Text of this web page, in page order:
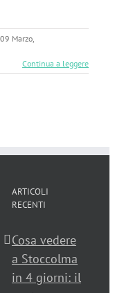
9 Marzo,
Continua a leggere
ARTICOLI
RECENTI
Cosa vedere
a Stoccolma
in 4 giorni: il